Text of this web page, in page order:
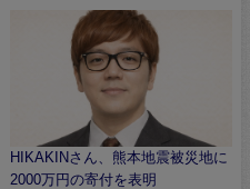
HIKAKINさん、熊本地震被災地に
2000万円の寄付を表明